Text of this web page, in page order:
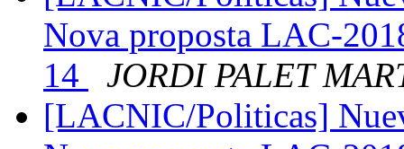
Nova proposta LAC-
14
JORDI PALET
[LACNIC/Politicas]